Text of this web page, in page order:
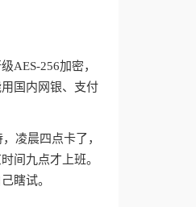
AES-256加密，
国内网银、支付
凌晨四点卡了，
间九点才上班。
瞎试。